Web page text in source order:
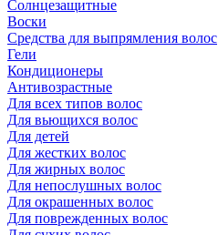
Солнцезащитные
Воски
Средства для выпрямления волос
Гели
Кондиционеры
Антивозрастные
Для всех типов волос
Для вьющихся волос
Для детей
Для жестких волос
Для жирных волос
Для непослушных волос
Для окрашенных волос
Для поврежденных волос